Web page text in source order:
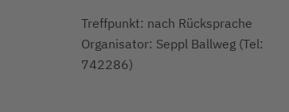
Treffpunkt: nach Rücksprache
Organisator: Seppl Ballweg (Tel:
742286)